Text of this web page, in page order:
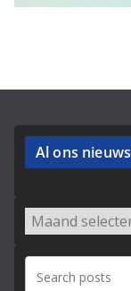
Al ons nieuws
Archieven